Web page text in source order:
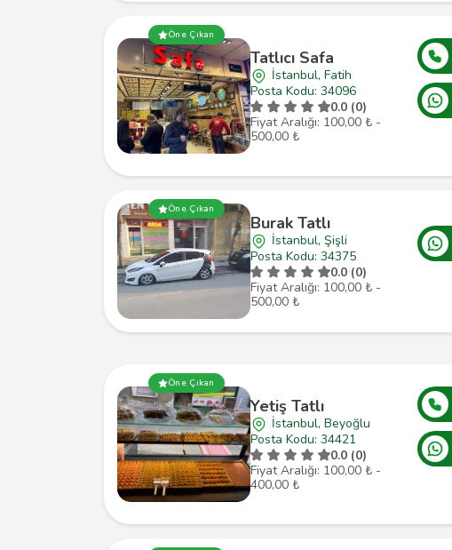
Öne Çıkan
Tatlıcı Safa
İstanbul, Fatih
Posta Kodu: 34096
0.0 (0)
Fiyat Aralığı: 100,00 ₺ -
500,00 ₺
Öne Çıkan
Burak Tatlı
İstanbul, Şişli
Posta Kodu: 34375
0.0 (0)
Fiyat Aralığı: 100,00 ₺ -
500,00 ₺
Öne Çıkan
Yetiş Tatlı
İstanbul, Beyoğlu
Posta Kodu: 34421
0.0 (0)
Fiyat Aralığı: 100,00 ₺ -
400,00 ₺